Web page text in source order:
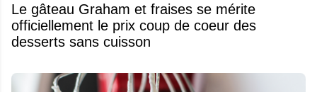
Le gâteau Graham et fraises se mérite
officiellement le prix coup de coeur des
desserts sans cuisson